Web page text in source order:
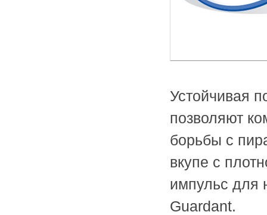
Устойчивая
позволяют
борьбы с
вкупе с
импульс для
Guardant.